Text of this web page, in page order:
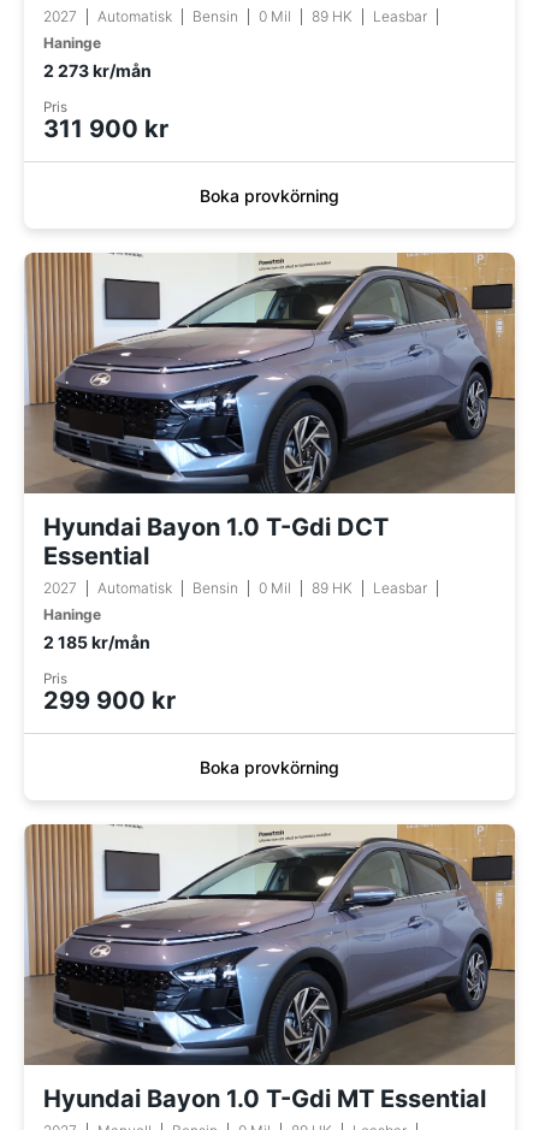
2027 Automatisk Bensin 0 Mil 89 HK
Leasbar
Haninge
2 273 kr/mån
Pris
311 900 kr
Boka provkörning
Hyundai Bayon 1.0 T-Gdi DCT
Essential
2027 Automatisk Bensin 0 Mil 89 HK
Leasbar
Haninge
2 185 kr/mån
Pris
299 900 kr
Boka provkörning
Hyundai Bayon 1.0 T-Gdi MT Essential